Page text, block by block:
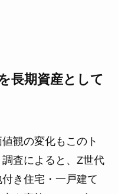
長期資産として
観の変化もこのト
査によると、Z世代
き住宅・一戸建て